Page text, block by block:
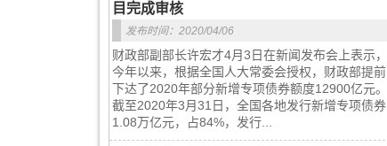
目完成审核
发布时间：2020/04/06
财政部副部长许宏才4月3日在新闻发布会上表示，
今年以来，根据全国人大常委会授权，财政部提前
下达了2020年部分新增专项债券额度12900亿元。
截至2020年3月31日，全国各地发行新增专项债券
1.08万亿元，占84%，发行...